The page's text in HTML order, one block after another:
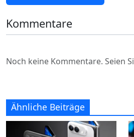
Kommentare
Noch keine Kommentare. Seien
Ähnliche Beiträge